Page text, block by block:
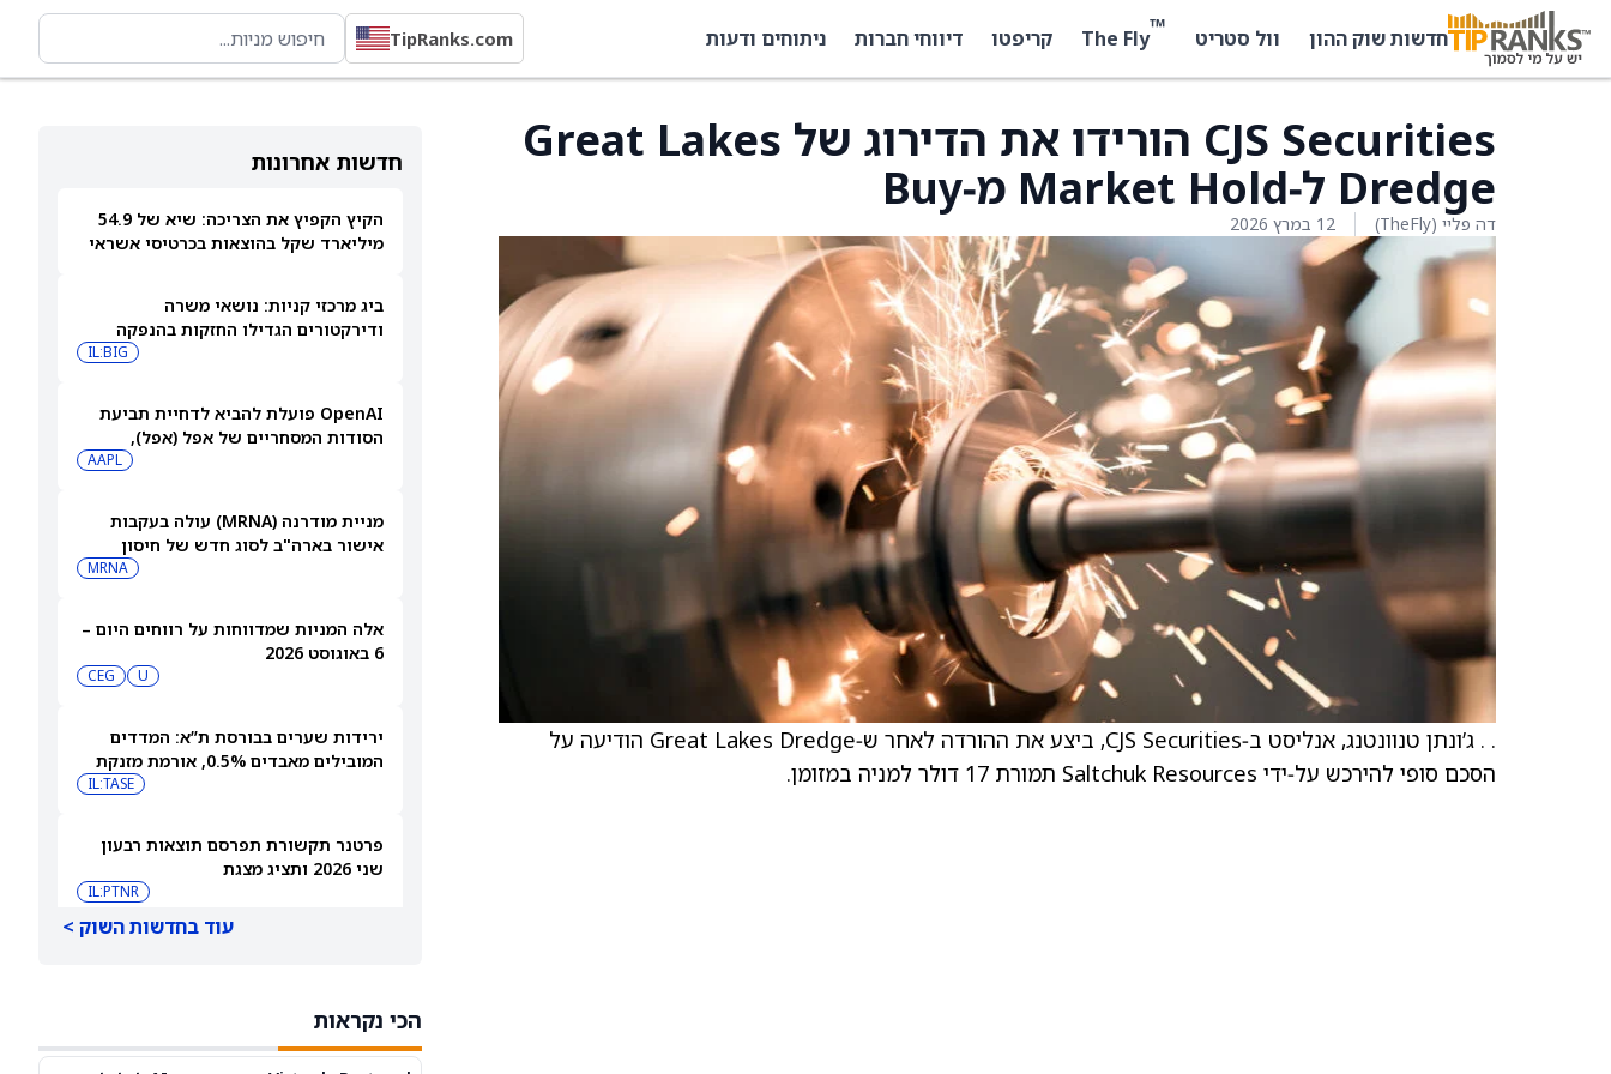
חדשות שוק ההון וול סטריט ™
The Fly קריפטו דיווחי חברות ניתוחים ודעות TipRanks.com
חדשות אחרונות
הקיץ הקפיץ את הצריכה: שיא של 54.9
מיליארד שקל בהוצאות בכרטיסי אשראי
ביג מרכזי קניות: נושאי משרה
ודירקטורים הגדילו החזקות בהנפקה
IL:BIG
OpenAI פועלת להביא לדחיית תביעת
הסודות המסחריים של אפל (אפל),
שאותה כינתה "רשלנית, אגרסיבית AAPL
מניית מודרנה (MRNA) עולה בעקבות
אישור בארה"ב לסוג חדש של חיסון
MRNA
אלה המניות שמדווחות על רווחים היום –
6 באוגוסט 2026
U
CEG
ירידות שערים בבורסת ת”א: המדדים
המובילים מאבדים 0.5%, אורמת מזנקת
IL:TASE
פרטנר תקשורת תפרסם תוצאות רבעון
שני 2026 ותציג מצגת
IL:PTNR
אאורה השקעות זכתה בפרויקט
עוד בחדשות השוק >
הכי נקראות
CJS Securities הורידו את הדירוג של Great Lakes
Dredge ל‑Market Hold מ‑Buy
דה פליי (TheFly) 12 במרץ 2026
. . ג’ונתן טנוונטנג, אנליסט ב‑CJS Securities, ביצע את ההורדה לאחר ש‑Great Lakes Dredge הודיעה על
הסכם סופי להירכש על‑ידי Saltchuk Resources תמורת 17 דולר למניה במזומן.